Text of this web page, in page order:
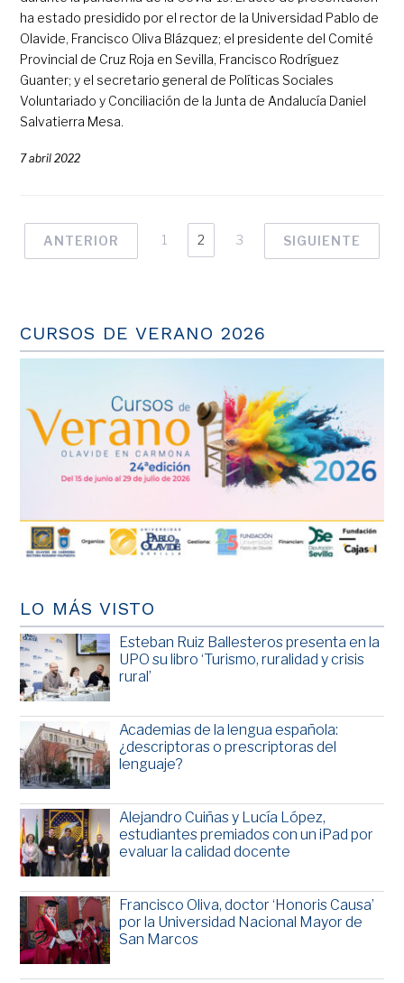
ha estado presidido por el rector de la Universidad Pablo de
Olavide, Francisco Oliva Blázquez; el presidente del Comité
Provincial de Cruz Roja en Sevilla, Francisco Rodríguez
Guanter; y el secretario general de Políticas Sociales
Voluntariado y Conciliación de la Junta de Andalucía Daniel
Salvatierra Mesa.
7 abril 2022
ANTERIOR 1 2 3 SIGUIENTE
CURSOS DE VERANO 2026
LO MÁS VISTO
Esteban Ruiz Ballesteros presenta en la
UPO su libro ‘Turismo, ruralidad y crisis
rural’
Academias de la lengua española:
¿descriptoras o prescriptoras del
lenguaje?
Alejandro Cuiñas y Lucía López,
estudiantes premiados con un iPad por
evaluar la calidad docente
Francisco Oliva, doctor ‘Honoris Causa’
por la Universidad Nacional Mayor de
San Marcos